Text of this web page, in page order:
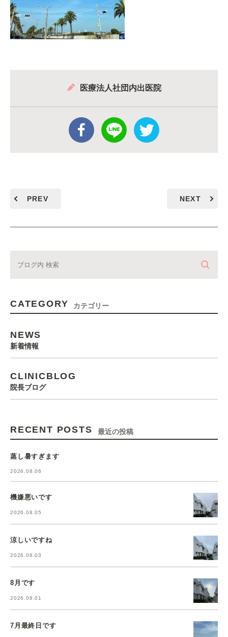
医療法人社団内出医院
PREV NEXT
CATEGORY カテゴリー
NEWS
新着情報
CLINICBLOG
院長ブログ
RECENT POSTS 最近の投稿
蒸し暑すぎます
2026.08.06
機嫌悪いです
2026.08.05
涼しいですね
2026.08.03
8月です
2026.08.01
7月最終日です